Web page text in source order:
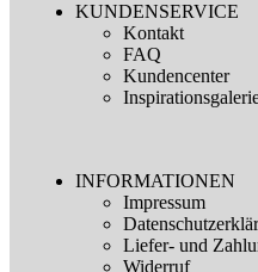
KUNDENSERVICE
Kontakt
FAQ
Kundencenter
INFORMATIONEN
Impressum
Liefer- und
Widerruf